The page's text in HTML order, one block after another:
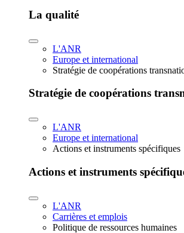
La qualité
L'ANR
Europe et international
Stratégie de coopérations
Stratégie de coopérations
L'ANR
Europe et international
Actions et instruments spécifiques
Actions et instruments
L'ANR
Carrières et emplois
Politique de ressources humaines